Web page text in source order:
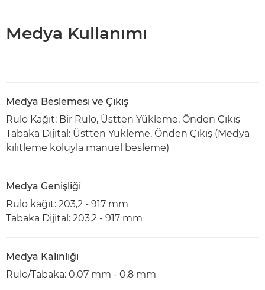
Medya Kullanımı
Medya Beslemesi ve Çıkış
Rulo Kağıt: Bir Rulo, Üstten Yükleme, Önden Çıkış
Tabaka Dijital: Üstten Yükleme, Önden Çıkış (Medya
kilitleme koluyla manuel besleme)
Medya Genişliği
Rulo kağıt: 203,2 - 917 mm
Tabaka Dijital: 203,2 - 917 mm
Medya Kalınlığı
Rulo/Tabaka: 0,07 mm - 0,8 mm